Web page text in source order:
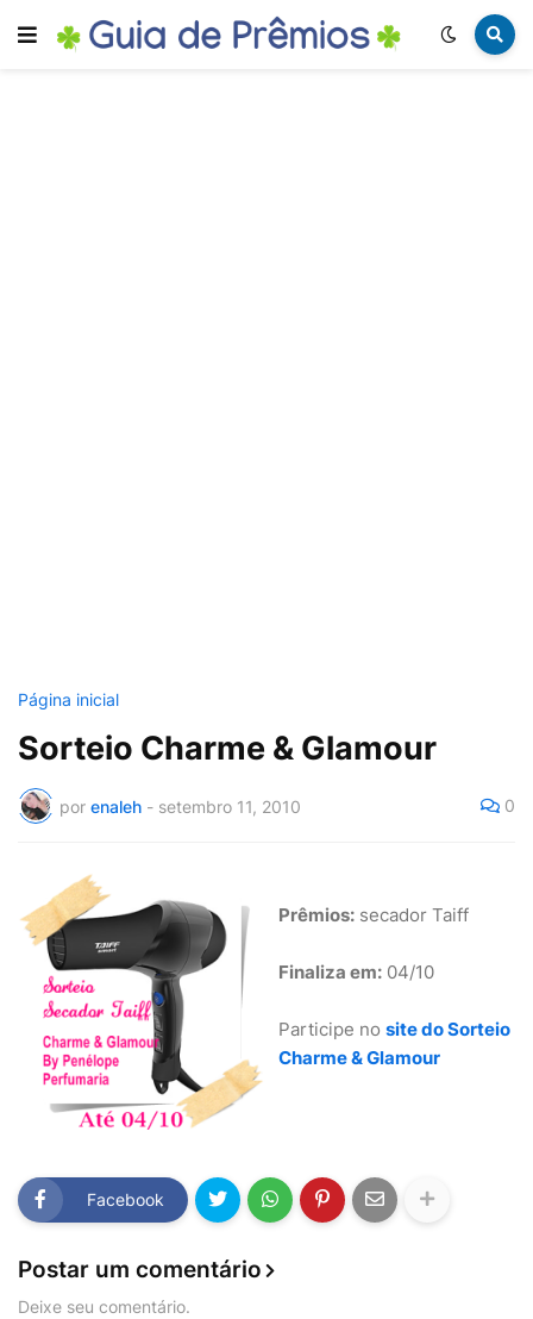
Página inicial
Sorteio Charme & Glamour
por enaleh - setembro 11, 2010 0
Prêmios: secador Taiff
Finaliza em: 04/10
Participe no site do Sorteio
Charme & Glamour
Facebook
Postar um comentário
Deixe seu comentário.